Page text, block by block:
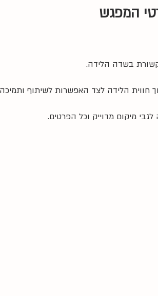
המפגש
חווית הלידה לצד האפשרות לשיתוף
מיקום מדוייק וכל הפרטים.